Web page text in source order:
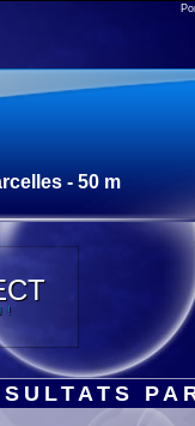
- 50 m
!